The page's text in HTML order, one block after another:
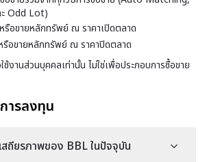
Odd Lot)
รือขายหลักทรัพย์ ณ ราคาเปิดตลาด
รือขายหลักทรัพย์ ณ ราคาปิดตลาด
งานส่วนบุคคลเท่านั้น ไม่ใช่เพื่อประกอบการซื้อขาย
ารลงทุน
สถียรภาพของ BBL ในปัจจุบัน